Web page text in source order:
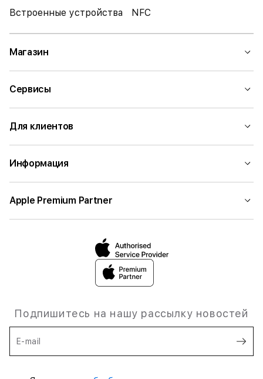
Встроенные устройства NFC
Магазин
Сервисы
Для клиентов
Информация
Apple Premium Partner
Подпишитесь на нашу рассылку новостей
E-mail